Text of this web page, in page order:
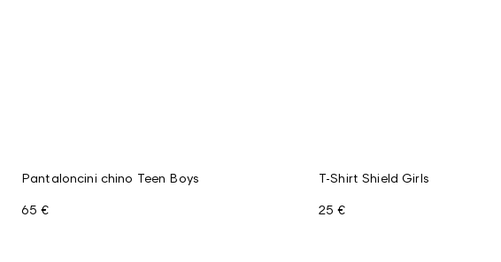
Pantaloncini chino Teen Boys
65 €
T-Shirt Shield Girls
25 €